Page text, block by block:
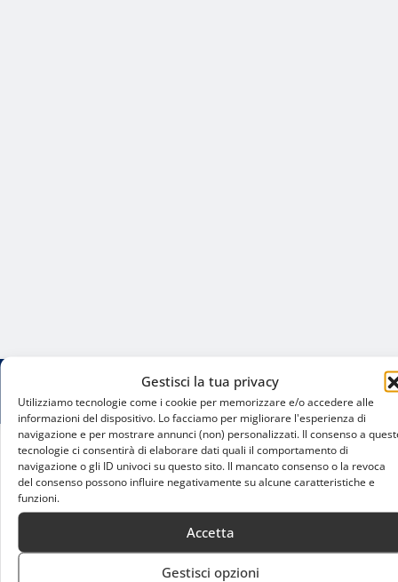
Gestisci la tua privacy
Utilizziamo tecnologie come i cookie per memorizzare e/o accedere alle
informazioni del dispositivo. Lo facciamo per migliorare l'esperienza di
navigazione e per mostrare annunci (non) personalizzati. Il consenso a
tecnologie ci consentirà di elaborare dati quali il comportamento di
navigazione o gli ID univoci su questo sito. Il mancato consenso o la revoca
del consenso possono influire negativamente su alcune caratteristiche e
funzioni.
Accetta
Gestisci opzioni
Home
Lo sport come veicolo di diritti umani: il convegno
“Giusti nello Sport” a Milano